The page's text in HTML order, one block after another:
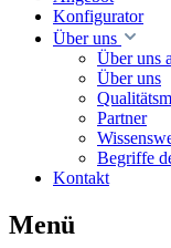
Konfigurator
Über uns
Über uns
Über uns
Partner
Begriffe
Kontakt
Menü